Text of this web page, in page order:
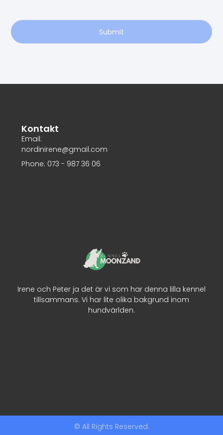
Submit
Irene och Peter ja det är vi som har denna lilla kennel
tillsammans. Vi har lite olika bakgrund inom
hundvärlden.
Kontakt
Email:
nordinirene@gmail.com
Phone: 073 - 987 36 06
© All Rights Reserved.